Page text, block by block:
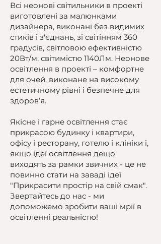
Всі неонові світильники в проекті
виготовлені за малюнками
дизайнера, виконані без видимих
стиків і з'єднань, зі світінням 360
градусів, світловою ефективністю
20Вт/м, світимістю 1140Лм. Неонове
освітлення в проекті – комфортне
для очей, виконане на високому
естетичному рівні і безпечне для
здоров’я.
Якісне і гарне освітлення стає
прикрасою будинку і квартири,
офісу і ресторану, готелю і клініки і,
якщо ідеї освітлення дещо
виходять за рамки звичних - це не
повинно стати на заваді ідеї
"Прикрасити простір на свій смак".
Звертайтесь до нас - ми
допоможемо зробити ваші мрії в
освітленні реальністю!